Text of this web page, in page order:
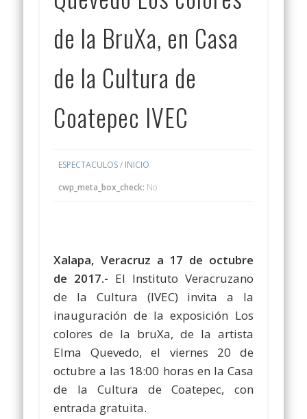
de la BruXa, en Casa
de la Cultura de
Coatepec IVEC
ESPECTACULOS/ INICIO
cwp_meta_box_check: No
Xalapa, Veracruz a 17 de octubre
de 2017.- El Instituto Veracruzano
de la Cultura (IVEC) invita a la
inauguración de la exposición Los
colores de la bruXa, de la artista
Elma Quevedo, el viernes 20 de
octubre a las 18:00 horas en la Casa
de la Cultura de Coatepec, con
entrada gratuita.